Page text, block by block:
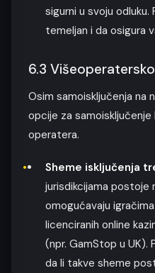
sigurni u svoju
temeljan i da osigura
6.3
Osim samoisključenja na
opcije za samoisključenje
operatera.
Sheme isključenja
jurisdikcijama postoje
omogućavaju
licenciranih online
(npr. GamStop u
da li takve sheme